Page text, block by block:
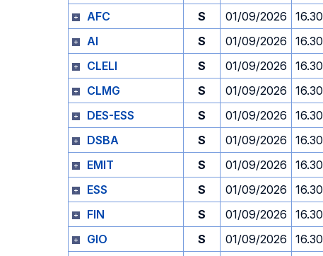
AFC
S 01/09/2026 16.30
AI
S 01/09/2026 16.30
CLELI
S 01/09/2026 16.30
CLMG
S 01/09/2026 16.30
DES-ESS
S 01/09/2026 16.30
DSBA
S 01/09/2026 16.30
EMIT
S 01/09/2026 16.30
ESS
S 01/09/2026 16.30
FIN
S 01/09/2026 16.30
GIO
S 01/09/2026 16.30